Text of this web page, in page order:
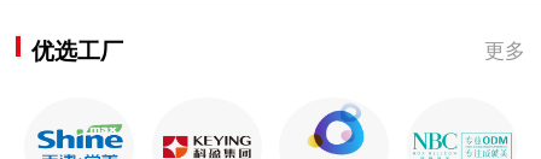
优选工厂 更多